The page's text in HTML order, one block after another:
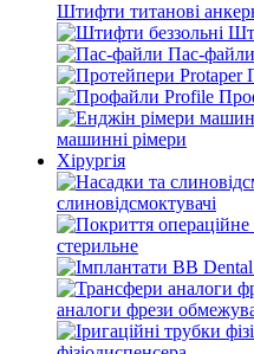
Штифти титанові
Пас-файли
машинні рімери
Хірургія
слиновідсмоктувачі
стерильне
аналоги фрези